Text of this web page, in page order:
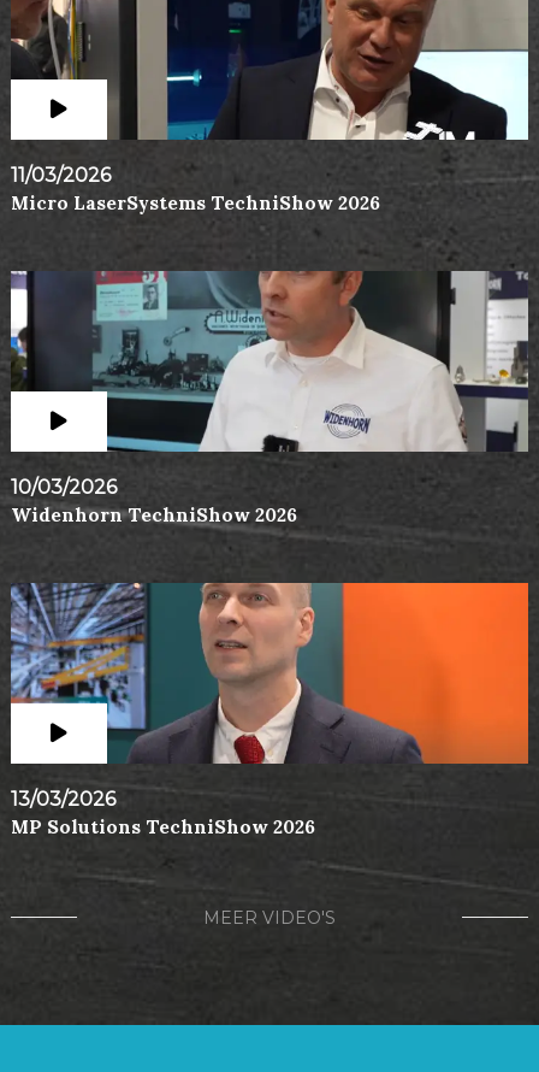
11/03/2026
Micro LaserSystems TechniShow 2026
10/03/2026
Widenhorn TechniShow 2026
13/03/2026
MP Solutions TechniShow 2026
MEER VIDEO'S